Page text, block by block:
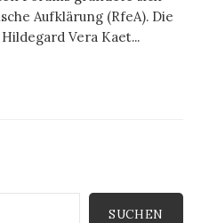
Aufklärung (RfeA). Die
Vera Kaet...
SUCHEN